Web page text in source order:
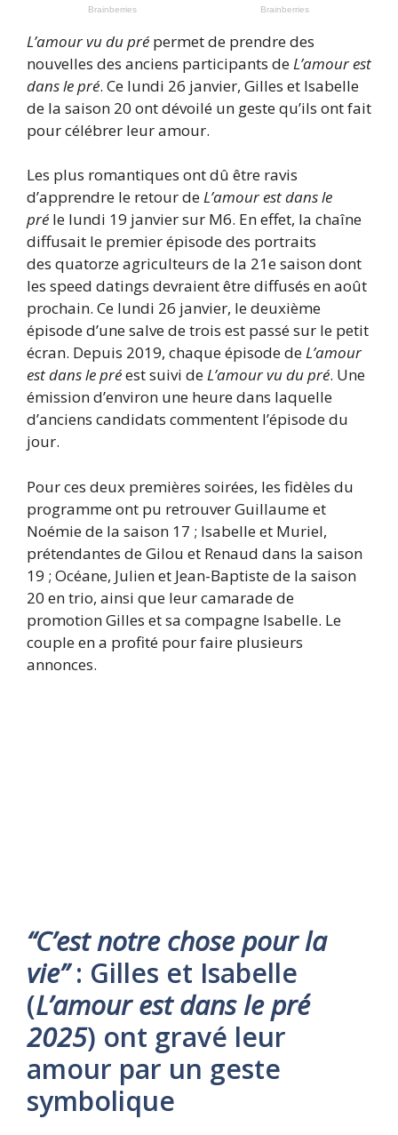
L’amour vu du pré permet de prendre des
nouvelles des anciens participants deL’amour est
dans le pré. Ce lundi 26 janvier, Gilles et Isabelle
de la saison 20 ont dévoilé un geste qu’ils ont fait
pour célébrer leur amour.
Les plus romantiques ont dû être ravis
d’apprendre le retour deL’amour est dans le
pré le lundi 19 janvier sur M6. En effet, la chaîne
diffusait le premier épisode des portraits
des quatorze agriculteurs de la 21e saison dont
les speed datings devraient être diffusés en août
prochain. Ce lundi 26 janvier, le deuxième
épisode d’une salve de trois est passé sur le petit
écran. Depuis 2019, chaque épisode deL’amour
est dans le préest suivi deL’amour vu du pré. Une
émission d’environ une heure dans laquelle
d’anciens candidats commentent l’épisode du
jour.
Pour ces deux premières soirées, les fidèles du
programme ont pu retrouver Guillaume et
Noémie de la saison 17 ; Isabelle et Muriel,
prétendantes de Gilou et Renaud dans la saison
19 ; Océane, Julien et Jean-Baptiste de la saison
20 en trio, ainsi que leur camarade de
promotion Gilles et sa compagne Isabelle. Le
couple en a profité pour faire plusieurs
annonces.
“C’est notre chose pour la
vie”: Gilles et Isabelle
(L’amour est dans le pré
2025) ont gravé leur
amour par un geste
symbolique